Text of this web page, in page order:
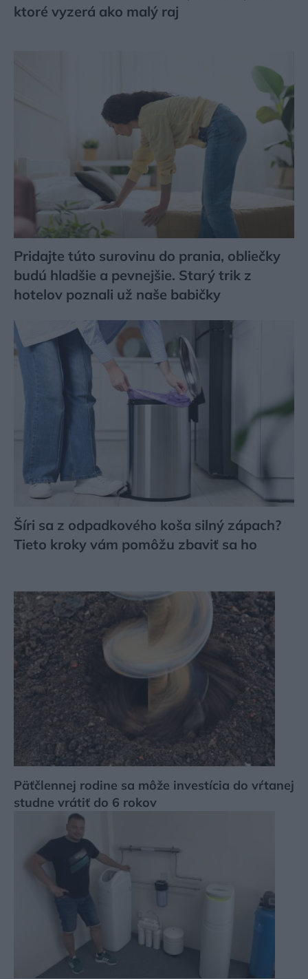
ktoré vyzerá ako malý raj
Pridajte túto surovinu do prania, obliečky
budú hladšie a pevnejšie. Starý trik z
hotelov poznali už naše babičky
Šíri sa z odpadkového koša silný zápach?
Tieto kroky vám pomôžu zbaviť sa ho
Päťčlennej rodine sa môže investícia do vŕtanej
studne vrátiť do 6 rokov